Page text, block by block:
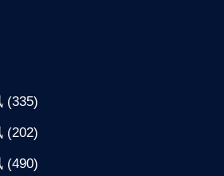
(335)
(202)
(490)